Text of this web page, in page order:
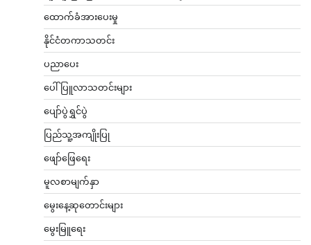
ထောက်ခံအားပေးမှု
နိုင်ငံတကာသတင်း
ပညာပေး
ပေါ်ပြူလာသတင်းများ
ပျော်ပွဲရွှင်ပွဲ
ပြည်သူ့အကျိုးပြု
ဖျော်ဖြေရေး
မူလစာမျက်နှာ
မွေးနေ့ဆုတောင်းများ
မွေးမြူရေး